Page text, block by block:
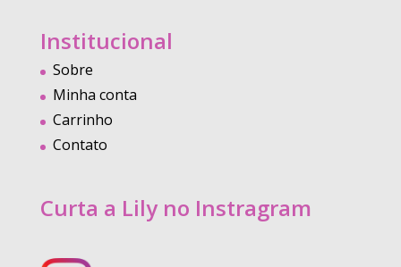
Institucional
Sobre
Minha conta
Carrinho
Contato
Curta a Lily no Instragram